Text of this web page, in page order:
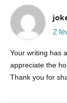
2
Your writing has
appreciate the
Thank you for